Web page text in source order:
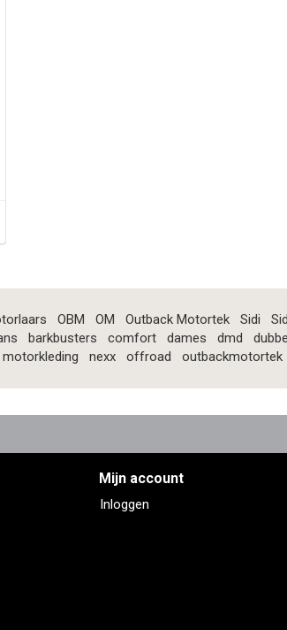
OBM OM Outback Motortek Sidi
barkbusters comfort dames dmd
motorkleding nexx offroad outbackmotortek
Mijn account
Inloggen